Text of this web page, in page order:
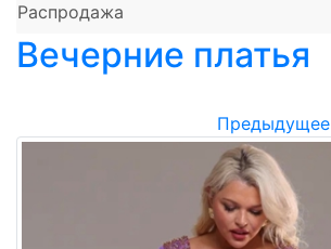
Распродажа
Вечерние платья
Предыдущее